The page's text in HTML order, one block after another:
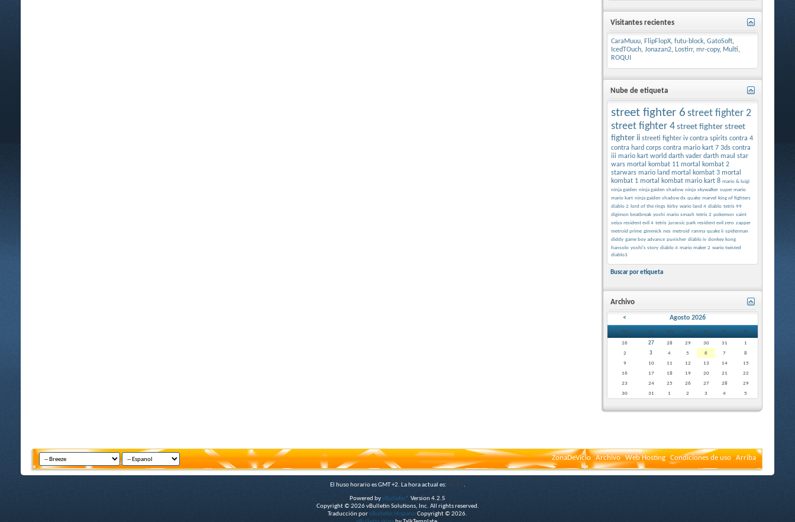
Visitantes recientes
CaraMuuu, FlipFlopX, futu-block, GatoSoft,
IcedTOuch, Jonazan2, Lostirr, mr-copy, Multi,
ROQUI
Nube de etiqueta
street fighter 6 street fighter 2
street fighter 4 street fighter street
fighter ii streeti fighter iv contra spirits contra 4
contra hard corps contra mario kart 7 3ds contra
iii mario kart world darth vader darth maul star
wars mortal kombat 11 mortal kombat 2
starwars mario land mortal kombat 3 mortal
kombat 1 mortal kombat mario kart 8 mario & luigi
ninja gaiden ninja gaiden shadow ninja skywalker super mario
mario kart ninja gaiden shadow dx quake marvel
king of fighters
diablo 2
lord of the rings kirby wario land 4 diablo tetris 99
digimon beatbreak yoshi mario smash tetris 2 pokemon saint
seiya resident evil 4 tetris jurassic park resident evil zero zapper
metroid prime gimmick nes metroid ranma quake ii spiderman
diddy game boy advance punisher diablo iv donkey kong
hansolo yoshi's story diablo 4 mario maker 2 wario twisted
diablo3
Buscar por etiqueta
Archivo
< Agosto 2026
Do Lu Ma Mi Ju Vi Sá
26 27 28 29 30 31
1
2
3 4 5 6 7
8
9
10 11 12 13 14
15
16
17 18 19 20 21
22
23
24 25 26 27 28
29
30
31 1 2 3 4 5
ZonaDeVicio Archivo Web Hosting Condiciones de uso Arriba
El huso horario es GMT +2. La hora actual es: 09:47.
Powered byvBulletin® Version 4.2.5
Copyright © 2026 vBulletin Solutions, Inc. All rights reserved.
Traducción porvBulletin Hispano Copyright © 2026.